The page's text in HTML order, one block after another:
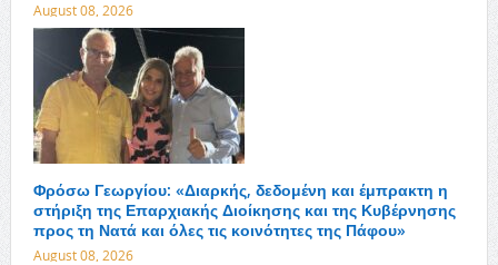
August 08, 2026
Φρόσω Γεωργίου: «Διαρκής, δεδομένη και έμπρακτη η
στήριξη της Επαρχιακής Διοίκησης και της Κυβέρνησης
προς τη Νατά και όλες τις κοινότητες της Πάφου»
August 08, 2026